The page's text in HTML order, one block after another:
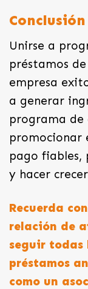
Conclusión
Unirse a
préstamos
empresa
a generar
programa de
promocionar
pago fiables,
y hacer
Recuerda
relación de
seguir todas
préstamos
como un